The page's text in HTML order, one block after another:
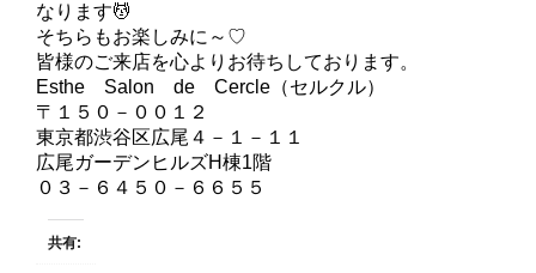
なります💆
そちらもお楽しみに～♡
皆様のご来店を心よりお待ちしております。
Esthe Salon de Cercle（セルクル）
〒１５０－００１２
東京都渋谷区広尾４－１－１１
広尾ガーデンヒルズH棟1階
０３－６４５０－６６５５
共有: